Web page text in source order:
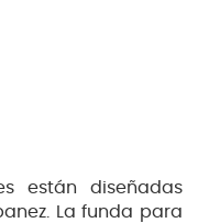
están diseñadas
La funda para